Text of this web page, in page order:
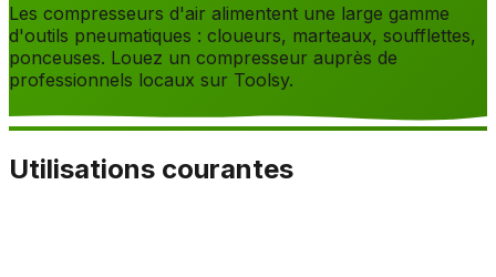
Les compresseurs d'air alimentent une large gamme
d'outils pneumatiques : cloueurs, marteaux, soufflettes,
ponceuses. Louez un compresseur auprès de
professionnels locaux sur Toolsy.
Utilisations courantes